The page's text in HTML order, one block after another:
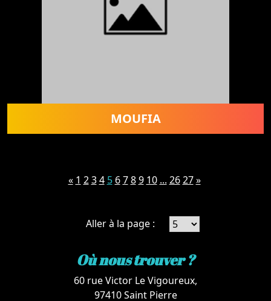
MOUFIA
« 1 2 3 4 5 6 7 8 9 10 ... 26 27 »
Aller à la page :
Où nous trouver ?
60 rue Victor Le Vigoureux,
97410 Saint Pierre